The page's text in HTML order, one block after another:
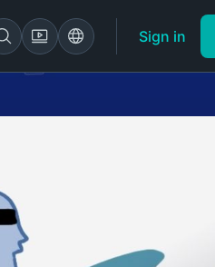
Sign in